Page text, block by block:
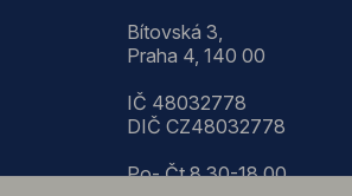
Bítovská 3,
Praha 4, 140 00
IČ 48032778
DIČ CZ48032778
Po- Čt 8.30-18.00